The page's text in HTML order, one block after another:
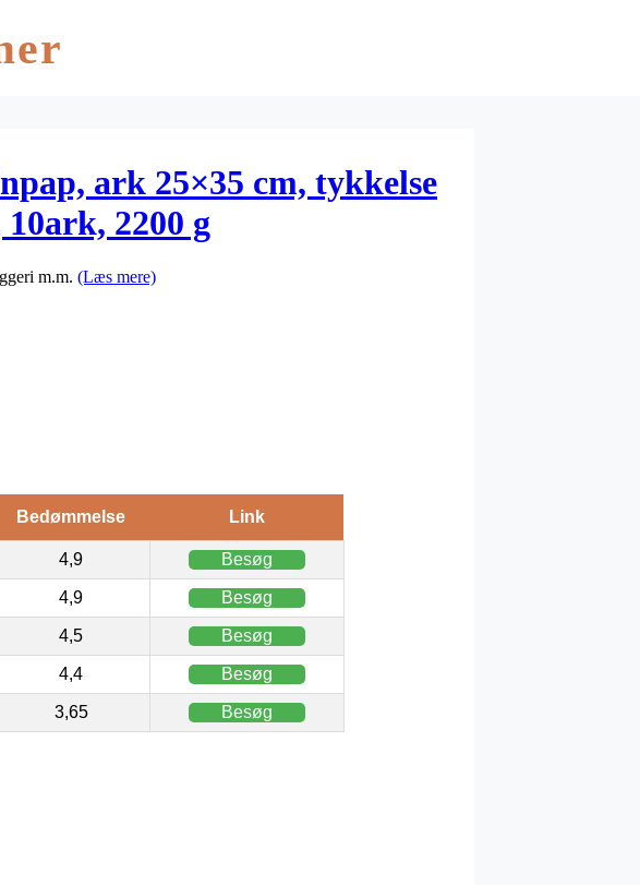
ark 25×35 cm, tykkelse
2200 g
m.m. (Læs mere)
Bedømmelse Link
4,9 Besøg
4,9 Besøg
4,5 Besøg
4,4 Besøg
3,65 Besøg